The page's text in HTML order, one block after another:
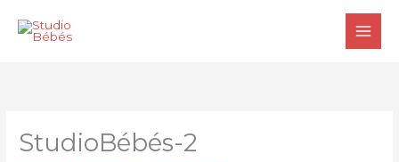
StudioBébés-2